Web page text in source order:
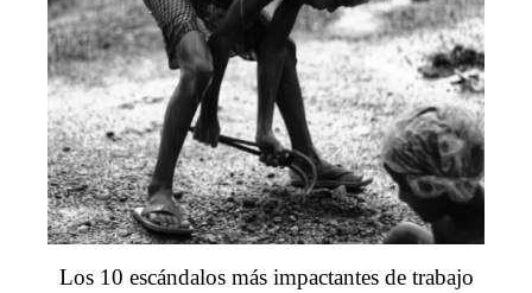
Los 10 escándalos más impactantes de trabajo